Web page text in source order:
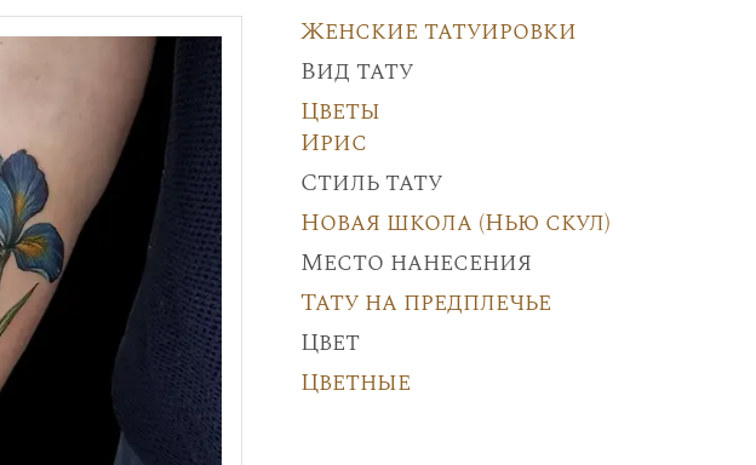
Женские татуировки
Вид тату
Цветы
Ирис
Стиль тату
Новая школа (Нью скул)
Место нанесения
Тату на предплечье
Цвет
Цветные